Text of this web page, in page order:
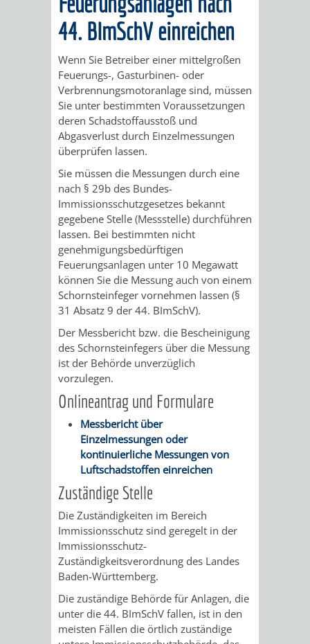
HILFE
MENSCHEN
MIT
BEHINDERUNG
MENSCHEN
MIT
DEMENZ
MIGRANTEN
/
FLÜCHTLINGE
BAUHERREN
BAUHERRENBERATUNG
GRUNDSTÜCKSWERTERMITTLUNG
DENKMALSCHUTZ
AUFGABEN
DER
UNTEREN
DENKMALSCHUTZBEHÖRDE
STEUERVORTEILE
SATZUNGEN
IM
BEREICH
DENKMALSCHUTZ
GENEHMIGUNGSVERFAHREN
TAG
DES
OFFENEN
DENKMALS
VERKAUF
STÄDTISCHER
BAUPLÄTZE
VERKAUF
STÄDTISCHER
HÄUSER
/
LIEGENSCHAFTEN
ABWASSERBESEITIGUNG
ERSCHLIESSUNGSBEITRAG
ANTRAGSVERFAHREN
VERMIETE
DOCH
AN
BERATUNGSERGEBNISSE
TAGESORDNUNG
/
SITZUNGSUNTERLAGEN
UMLEGUNGSAUSSCHUSS
BERATENDE
AUSSCHÜSSE
RATHAUS
BÜRGERMEISTER
DEZERNATE
ÄMTER
AMT
DENKMALSCHUTZ
AMT
FÜR
BÄDER(PLANUNG
&
44. BImSchV einreichen
Wenn Sie Betreiber einer mittelgroßen
Feuerungs-, Gasturbinen- oder
Verbrennungsmotoranlage sind, müssen
Sie unter bestimmten Voraussetzungen
deren Schadstoffausstoß und
Abgasverlust durch Einzelmessungen
überprüfen lassen.
Sie müssen die Messungen durch eine
nach § 29b des Bundes-
Immissionsschutzgesetzes bekannt
gegebene Stelle (Messstelle) durchführen
lassen. Bei bestimmten nicht
genehmigungsbedürftigen
Feuerungsanlagen unter 10 Megawatt
können Sie die Messung auch von einem
Schornsteinfeger vornehmen lassen (§
31 Absatz 9 der 44. BImSchV).
Der Messbericht bzw. die Bescheinigung
des Schornsteinfegers über die Messung
ist der Behörde unverzüglich
vorzulegen.
Onlineantrag und Formulare
Messbericht über
Einzelmessungen oder
kontinuierliche Messungen von
Luftschadstoffen einreichen
Zuständige Stelle
Die Zuständigkeiten im Bereich
Immissionsschutz sind geregelt in der
Immissionsschutz-
Zuständigkeitsverordnung des Landes
Baden-Württemberg.
Die zuständige Behörde für Anlagen, die
unter die 44. BImSchV fallen, ist in den
meisten Fällen die örtlich zuständige